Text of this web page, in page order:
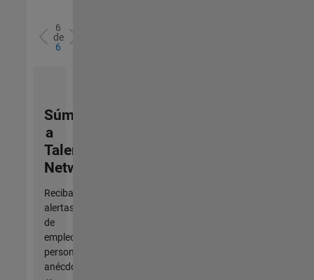
6
de
6
Súmese
a
Talent
Network
Reciba
alertas
de
empleo
personalizadas,
anécdotas